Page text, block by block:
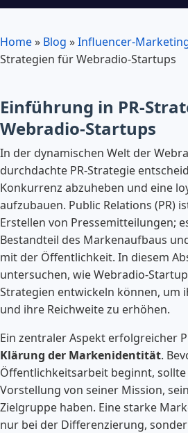
Home» Blog »Influencer-
Strategien für Webradio-Startups
Einführung in PR-
Webradio-Startups
In der dynamischen Welt der
durchdachte PR-Strategie
Konkurrenz abzuheben und eine
aufzubauen. Public Relations (PR)
Erstellen von Pressemitteilungen;
Bestandteil des Markenaufbaus
mit der Öffentlichkeit. In diesem
untersuchen, wie Webradio-
Strategien entwickeln können, um
und ihre Reichweite zu erhöhen.
Ein zentraler Aspekt erfolgreicher
Klärung der Markenidentität.
Öffentlichkeitsarbeit beginnt, sollte
Vorstellung von seiner Mission,
Zielgruppe haben. Eine starke
nur bei der Differenzierung,